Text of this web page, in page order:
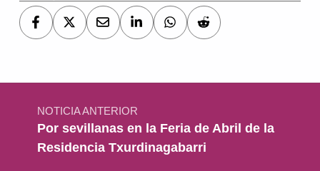
Navegación de entradas
NOTICIA ANTERIOR
Por sevillanas en la Feria de Abril de la
Residencia Txurdinagabarri